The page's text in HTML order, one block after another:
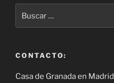
por:
CONTACTO:
Casa de Granada en Madrid